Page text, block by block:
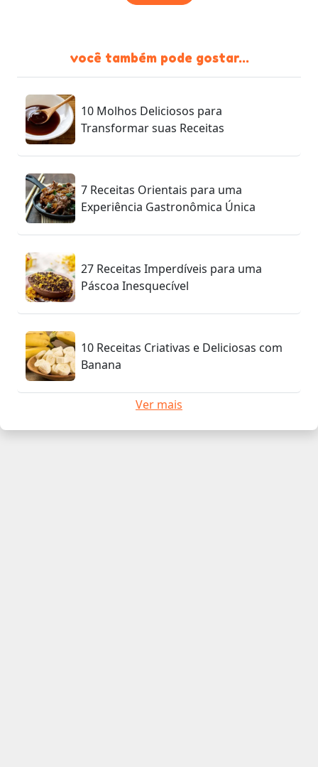
você também pode gostar...
10 Molhos Deliciosos para
Transformar suas Receitas
7 Receitas Orientais para uma
Experiência Gastronômica Única
27 Receitas Imperdíveis para uma
Páscoa Inesquecível
10 Receitas Criativas e Deliciosas com
Banana
Ver mais